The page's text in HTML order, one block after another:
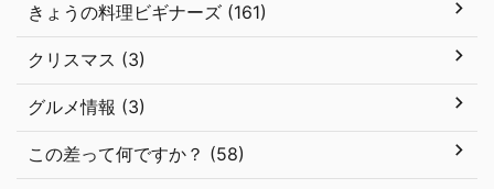
きょうの料理ビギナーズ (161)
クリスマス (3)
グルメ情報 (3)
この差って何ですか？ (58)